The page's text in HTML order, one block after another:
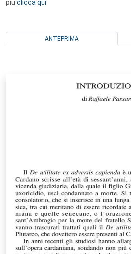
più clicca qui
ANTEPRIMA